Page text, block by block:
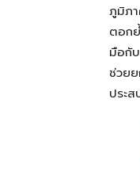
ภูมิภ
ตอก
มือกั
ช่วย
ประ